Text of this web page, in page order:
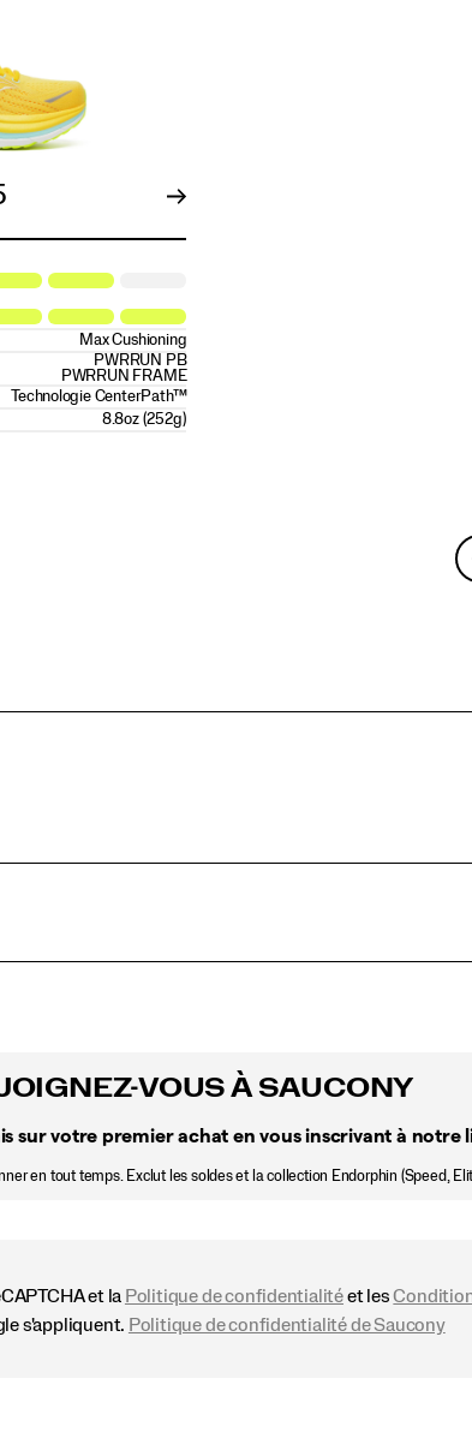
Max Cushioning
PWRRUN PB
PWRRUN FRAME
Technologie CenterPath™
8.8oz (252g)
VOUS À SAUCONY
sur votre premier achat en vous inscrivant à notre
en tout temps. Exclut les soldes et la collection Endorphin (Speed,
et la Politique de confidentialitéet les
s'appliquent. Politique de confidentialité de Saucony